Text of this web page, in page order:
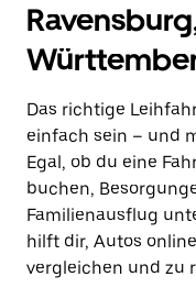
Das richtige
einfach sein – und
Egal, ob du eine
buchen,
Familienausflug
hilft dir, Autos
vergleichen und zu